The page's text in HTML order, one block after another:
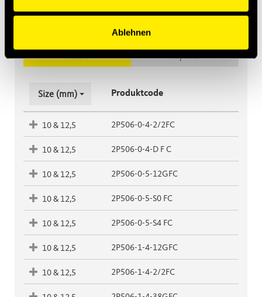
Ablehnen
Metric
Imperial
Size (mm) Produktcode
10 & 12,5 2P506-0-4-2/2FC
10 & 12,5 2P506-0-4-D F C
10 & 12,5 2P506-0-5-12GFC
10 & 12,5 2P506-0-5-S0 FC
10 & 12,5 2P506-0-5-S4 FC
10 & 12,5 2P506-1-4-12GFC
10 & 12,5 2P506-1-4-2/2FC